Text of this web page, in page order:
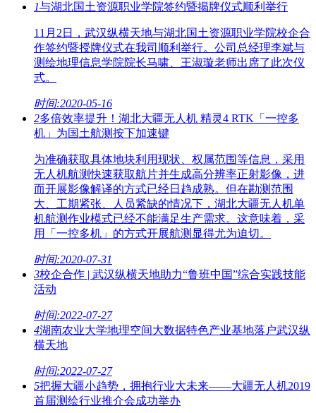
1与湖北国土资源职业学院签约暨揭牌仪式顺利举行
11月2日，武汉纵横天地与湖北国土资源职业学院校企合
作签约暨授牌仪式在我司顺利举行。公司总经理李斌与
测绘地理信息学院院长马啸、王淑璇老师出席了此次仪
式。
时间:2020-05-16
2多倍效率提升！湖北大疆无人机 精灵4 RTK「一控多
机」为国土航测按下加速键
为准确获取具体地块利用现状、权属范围等信息，采用
无人机航测快速获取航片并生成高分辨率正射影像，进
而开展影像解译的方式已经日趋成熟。但在勘测范围
大、工期紧张、人员紧缺的情况下，湖北大疆无人机单
机航测作业模式已经不能满足生产需求。这意味着，采
用「一控多机」的方式开展航测显得尤为迫切。
时间:2020-07-31
3校企合作 | 武汉纵横天地助力“鲁班中国”综合实践技能
活动
时间:2022-07-27
4湖南农业大学地理空间大数据特色产业基地落户武汉纵
横天地
时间:2022-07-27
5把握大疆小趋势，拥抱行业大未来——大疆无人机2019
首届测绘行业推介会成功举办